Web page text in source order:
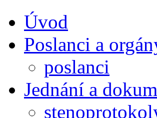
Úvod
Poslanci a
poslanci
Jednání a